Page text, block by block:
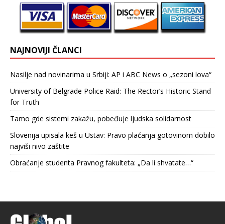
NAJNOVIJI ČLANCI
Nasilje nad novinarima u Srbiji: AP i ABC News o „sezoni lova“
University of Belgrade Police Raid: The Rector’s Historic Stand
for Truth
Tamo gde sistemi zakažu, pobeđuje ljudska solidarnost
Slovenija upisala keš u Ustav: Pravo plaćanja gotovinom dobilo
najviši nivo zaštite
Obraćanje studenta Pravnog fakulteta: „Da li shvatate…“